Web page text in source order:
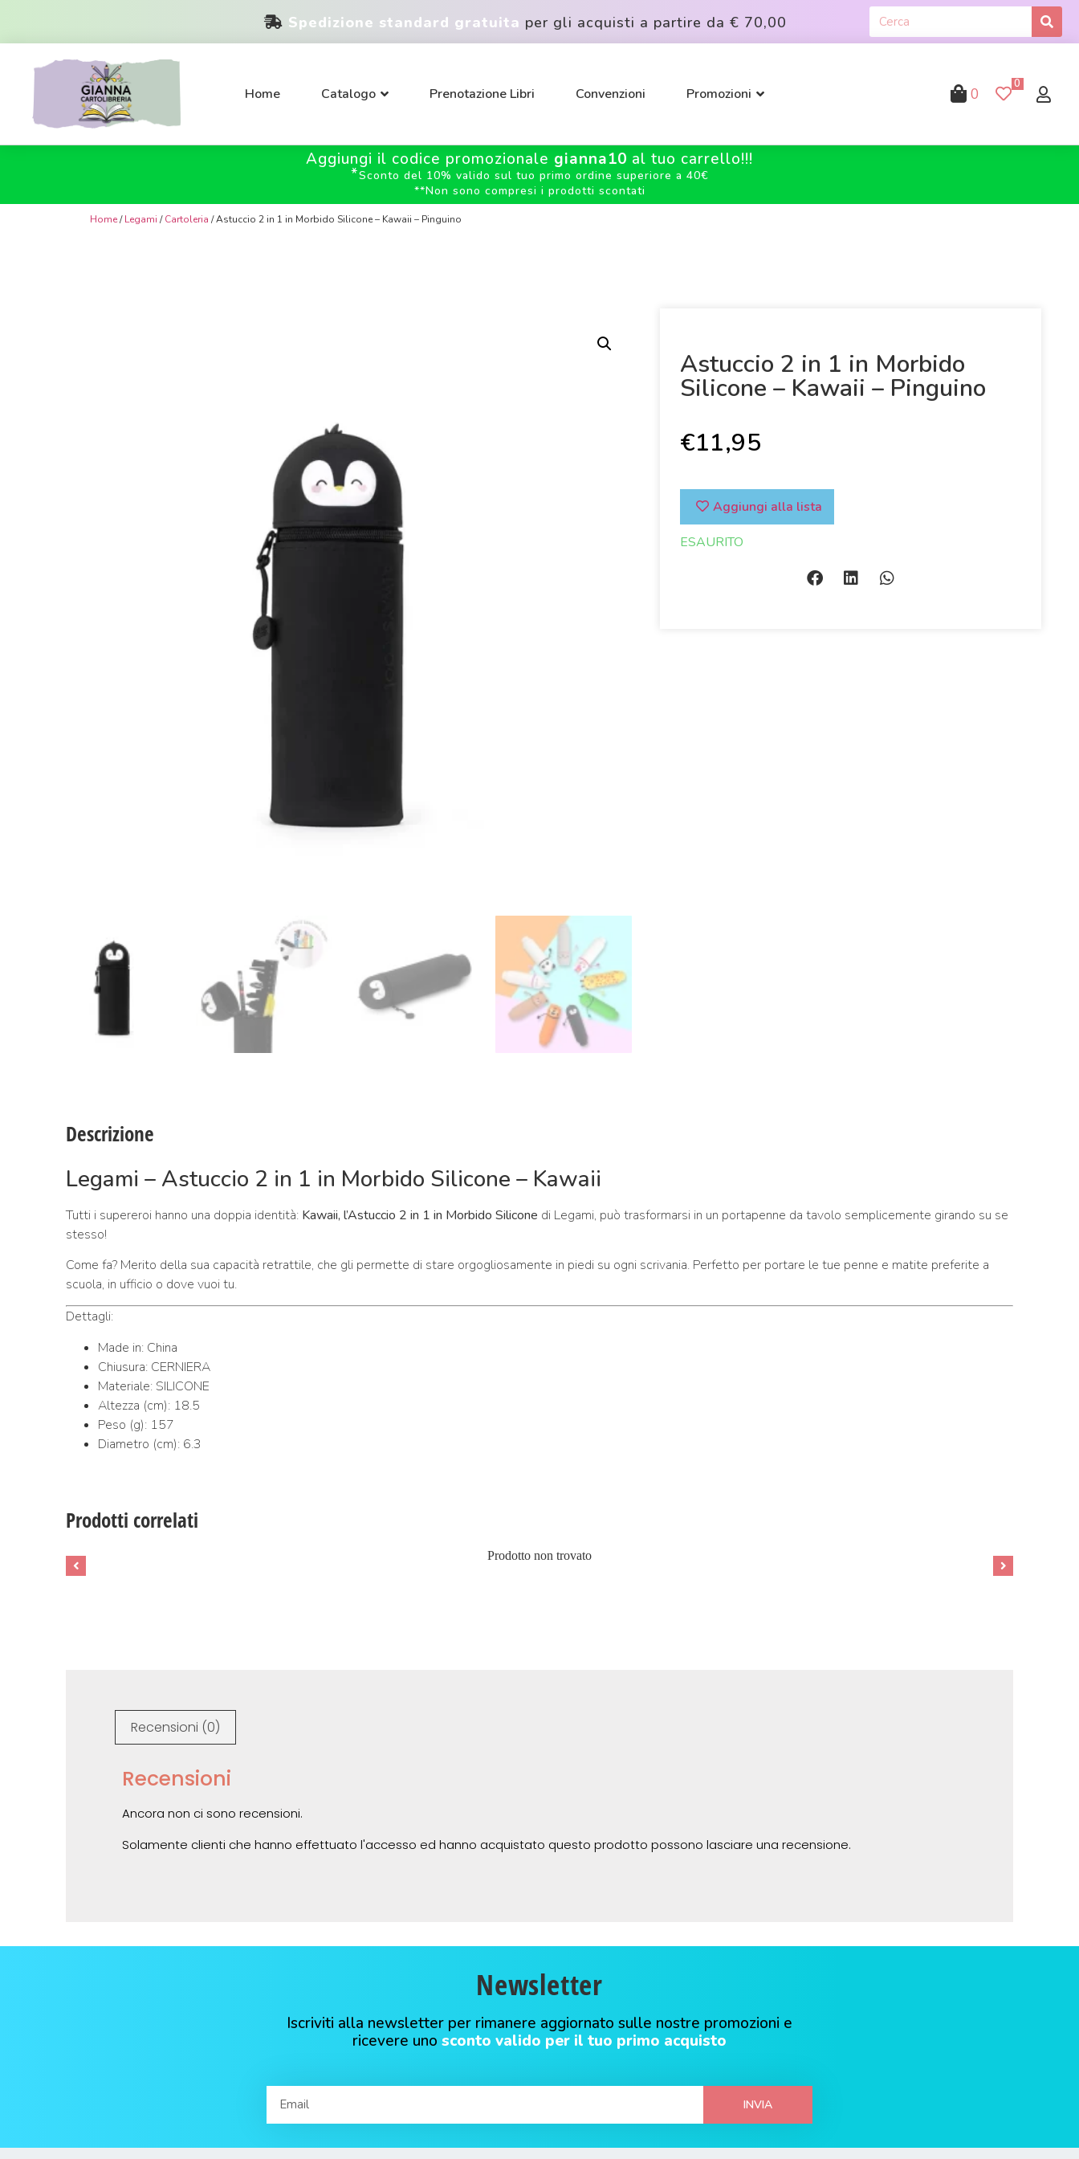
Spedizione standard gratuita per gli acquisti a partire da € 70,00
Home Catalogo Prenotazione Libri Convenzioni Promozioni 0
0
Aggiungi il codice promozionale gianna10 al tuo carrello!!!
*Sconto del 10% valido sul tuo primo ordine superiore a 40€
**Non sono compresi i prodotti scontati
Home/Legami /Cartoleria / Astuccio 2 in 1 in Morbido Silicone – Kawaii – Pinguino
Astuccio 2 in 1 in Morbido
Silicone – Kawaii – Pinguino
€11,95
Aggiungi alla lista
ESAURITO
Descrizione
Legami – Astuccio 2 in 1 in Morbido Silicone – Kawaii
Tutti i supereroi hanno una doppia identità: Kawaii, l’Astuccio 2 in 1 in Morbido Silicone di Legami, può trasformarsi in un portapenne da tavolo semplicemente girando su se
stesso!
Come fa? Merito della sua capacità retrattile, che gli permette di stare orgogliosamente in piedi su ogni scrivania. Perfetto per portare le tue penne e matite preferite a
scuola, in ufficio o dove vuoi tu.
Dettagli:
Made in: China
Chiusura: CERNIERA
Materiale: SILICONE
Altezza (cm): 18.5
Peso (g): 157
Diametro (cm): 6.3
Prodotti correlati
Prodotto non trovato
Recensioni (0)
Recensioni
Ancora non ci sono recensioni.
Solamente clienti che hanno effettuato l'accesso ed hanno acquistato questo prodotto possono lasciare una recensione.
Newsletter
Iscriviti alla newsletter per rimanere aggiornato sulle nostre promozioni e
ricevere uno sconto valido per il tuo primo acquisto
INVIA